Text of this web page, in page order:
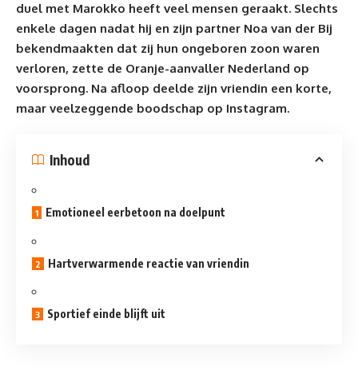
duel met Marokko heeft veel mensen geraakt. Slechts
enkele dagen nadat hij en zijn partner Noa van der Bij
bekendmaakten dat zij hun ongeboren zoon waren
verloren, zette de Oranje-aanvaller Nederland op
voorsprong. Na afloop deelde zijn vriendin een korte,
maar veelzeggende boodschap op Instagram.
Inhoud
Emotioneel eerbetoon na doelpunt
Hartverwarmende reactie van vriendin
Sportief einde blijft uit